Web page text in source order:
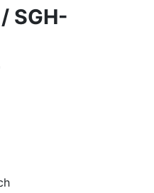
SGH-